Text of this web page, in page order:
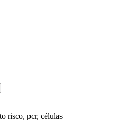
risco, pcr, células